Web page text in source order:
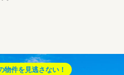
物件を見逃さない！